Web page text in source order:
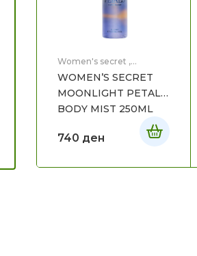
Women's secret ,
WOMEN’S SECRET
MOONLIGHT PETALS
BODY MIST 250ML
740 ден